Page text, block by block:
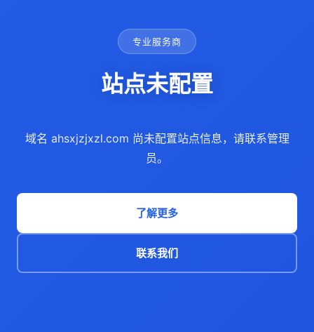
专业服务商
站点未配置
域名 ahsxjzjxzl.com 尚未配置站点信息，请联系管理
员。
了解更多
联系我们